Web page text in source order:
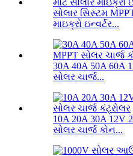
સોલાર સિસ્ટમ
માઇક્રો ઇન્વર્ટર...
30A 40A 50A 60A
સોલર ચાર્જ...
10A 20A 30A 12V
સોલર ચાર્જ કોન...